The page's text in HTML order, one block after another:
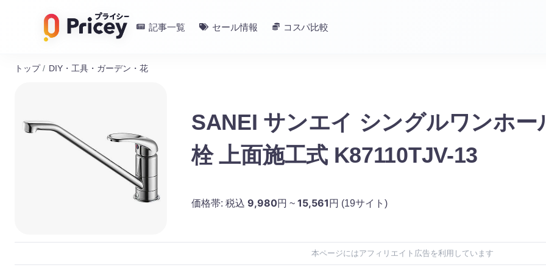
記事一覧 セール情報 コスパ比較
トップ / DIY・工具・ガーデン・花
SANEI サンエイ シングルワンホー
栓 上面施工式 K87110TJV-13
価格帯: 税込 9,980円 ~ 15,561 円 (19サイト)
本ページにはアフィリエイト広告を利用しています